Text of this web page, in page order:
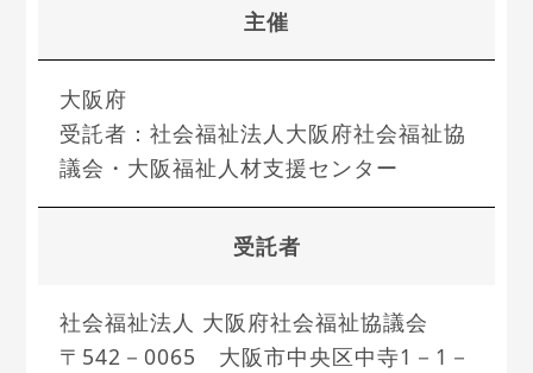
主催
大阪府
受託者：社会福祉法人大阪府社会福祉協
議会・大阪福祉人材支援センター
受託者
社会福祉法人 大阪府社会福祉協議会
〒542－0065 大阪市中央区中寺1－1－